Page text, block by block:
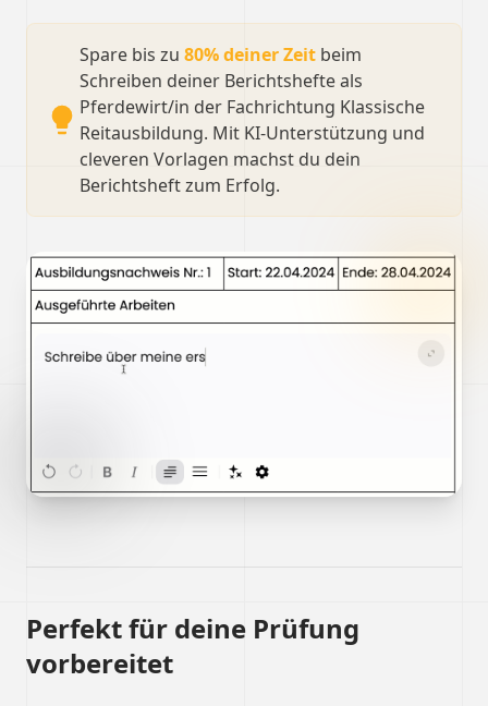
Spare bis zu 80% deiner Zeit beim
Schreiben deiner Berichtshefte als
Pferdewirt/in der Fachrichtung Klassische
Reitausbildung. Mit KI-Unterstützung und
cleveren Vorlagen machst du dein
Berichtsheft zum Erfolg.
Perfekt für deine Prüfung
vorbereitet